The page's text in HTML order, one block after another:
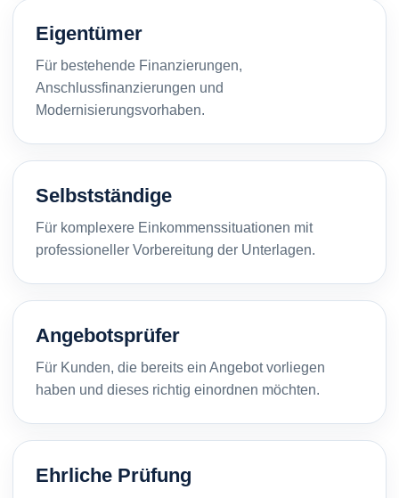
Eigentümer
Für bestehende Finanzierungen,
Anschlussfinanzierungen und
Modernisierungsvorhaben.
Selbstständige
Für komplexere Einkommenssituationen mit
professioneller Vorbereitung der Unterlagen.
Angebotsprüfer
Für Kunden, die bereits ein Angebot vorliegen
haben und dieses richtig einordnen möchten.
Ehrliche Prüfung